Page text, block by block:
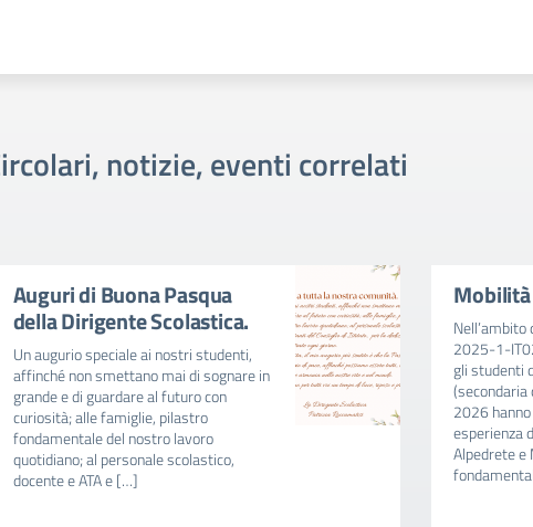
notizie, eventi correlati
Auguri di Buona Pasqua
della Dirigente Scolastica.
Un augurio speciale ai nostri studenti,
affinché non smettano mai di sognare in
grande e di guardare al futuro con
curiosità; alle famiglie, pilastro
fondamentale del nostro lavoro
quotidiano; al personale scolastico,
docente e ATA e […]
Mobilità
2025-1-
gli studenti
(secondaria
2026
esperienza
Alpedrete e